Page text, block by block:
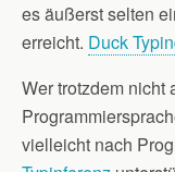
es äußerst selten
erreicht. Duck
Wer trotzdem nicht
vielleicht nach